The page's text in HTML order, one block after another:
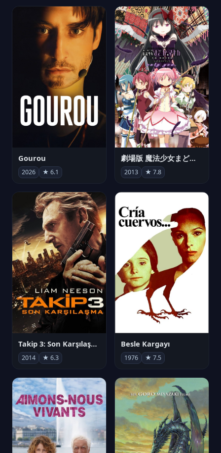
Gourou
2026 ★ 6.1
劇場版 魔法少女まどか☆マギカ[新編]叛逆の物語
2013 ★ 7.8
Takip 3: Son Karşılaşma
2014 ★ 6.3
Besle Kargayı
1976 ★ 7.5